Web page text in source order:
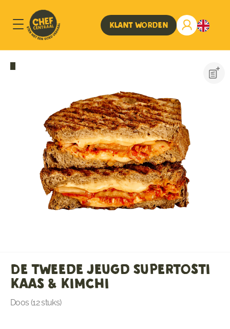
Klant worden
De Tweede Jeugd Supertosti
Kaas & Kimchi
Doos (12 stuks)